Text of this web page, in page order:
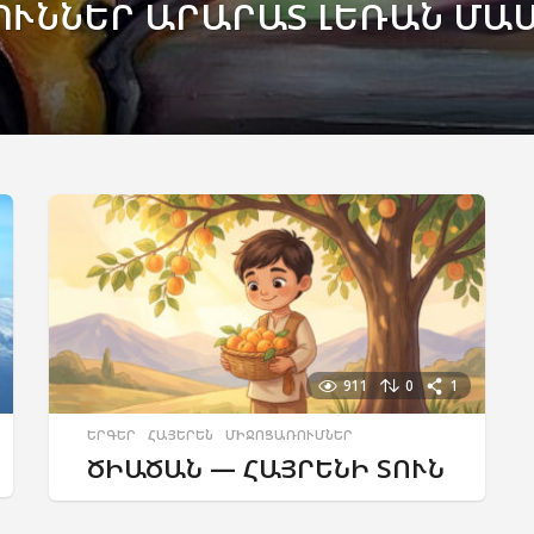
ԱՐԱՐԱՏ ԼԵՌԱՆ
911 0 1
ԵՐԳԵՐ ,ՀԱՅԵՐԵՆ ,ՄԻՋՈՑԱՌՈՒՄՆԵՐ
ԾԻԱԾԱՆ — ՀԱՅՐԵՆԻ ՏՈՒՆ